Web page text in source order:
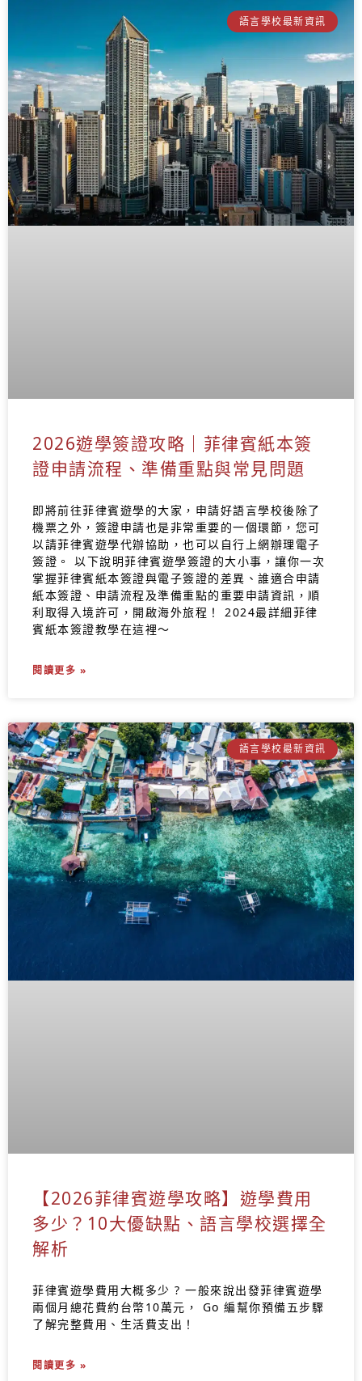
語言學校最新資訊
2026遊學簽證攻略｜菲律賓紙本簽
證申請流程、準備重點與常見問題
即將前往菲律賓遊學的大家，申請好語言學校後除了
機票之外，簽證申請也是非常重要的一個環節，您可
以請菲律賓遊學代辦協助，也可以自行上網辦理電子
簽證。 以下說明菲律賓遊學簽證的大小事，讓你一次
掌握菲律賓紙本簽證與電子簽證的差異、誰適合申請
紙本簽證、申請流程及準備重點的重要申請資訊，順
利取得入境許可，開啟海外旅程！ 2024最詳細菲律
賓紙本簽證教學在這裡～
閱讀更多 »
語言學校最新資訊
【2026菲律賓遊學攻略】遊學費用
多少？10大優缺點、語言學校選擇全
解析
菲律賓遊學費用大概多少 ? 一般來說出發菲律賓遊學
兩個月總花費約台幣10萬元， Go 編幫你預備五步驟
了解完整費用、生活費支出！
閱讀更多 »